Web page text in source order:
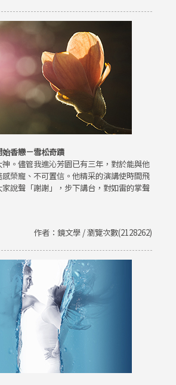
香戀－雪松奇蹟
。儘管我進沁芳園已有三年，對於能與他
榮寵、不可置信。他精采的演講使時間飛
說聲「謝謝」，步下講台，對如雷的掌聲
作者：鏡文學 / 瀏覽次數(2128262)